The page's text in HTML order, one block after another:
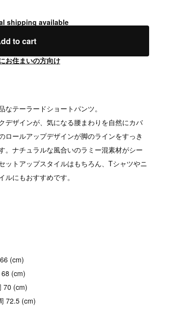
shipping available
to cart
お住まいの方向け
テーラードショートパンツ。
デザインが、気になる腰まわりを自然にカバ
ロールアップデザインが脚のラインをすっき
。ナチュラルな風合いのラミー混素材がシー
ットアップスタイルはもちろん、Tシャツやニ
にもおすすめです。
(cm)
68 (cm)
70 (cm)
72.5 (cm)